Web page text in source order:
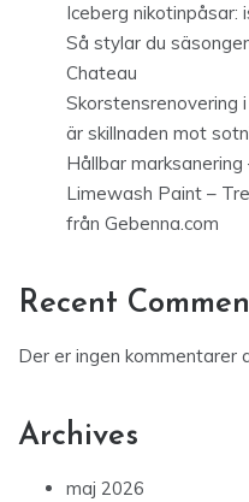
Iceberg nikotinpåsar:
Så stylar du
Chateau
Skorstensrenovering
är skillnaden mot
Hållbar
Limewash Paint –
från Gebenna.com
Recent
Der er ingen kommentarer
Archives
maj 2026